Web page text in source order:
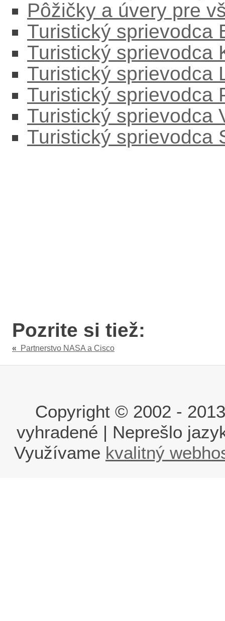
Pôžičky a úvery pre
Turistický sprievodca
Turistický sprievodca
Turistický sprievodca
Turistický sprievodca
Turistický sprievodca
Turistický sprievodca
Pozrite si tiež:
« Partnerstvo NASA a Cisco
Copyright © 2002 -
vyhradené | Neprešlo
Využívame kvalitný